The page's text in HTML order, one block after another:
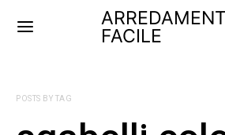
FACILE
POSTS BY TAG